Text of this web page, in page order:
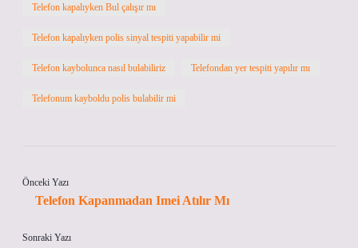
Telefon kapalıyken Bul çalışır mı
Telefon kapalıyken polis sinyal tespiti yapabilir mi
Telefon kaybolunca nasıl bulabiliriz Telefondan yer tespiti yapılır mı
Telefonum kayboldu polis bulabilir mi
Önceki Yazı
Telefon Kapanmadan Imei Atılır Mı
Sonraki Yazı